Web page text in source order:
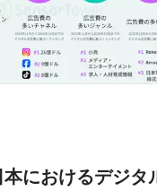
におけるデジタ